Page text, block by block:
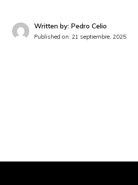
Written by: Pedro Celio
Published on: 21 septiembre, 2025